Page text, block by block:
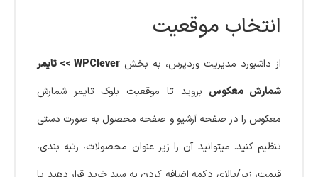
انتخاب موقعیت
از داشبورد مدیریت وردپرس، به بخش
WPClever >> تایمر
شمارش معکوس بروید تا موقعیت بلوک تایمر شمارش
معکوس را در صفحه آرشیو و صفحه محصول به صورت دستی
تنظیم کنید. میتوانید آن را زیر عنوان محصولات، رتبه بندی،